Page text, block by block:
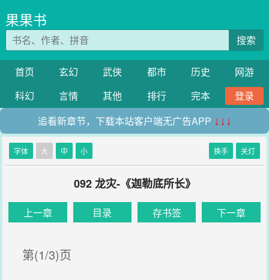
果果书
搜索
首页 玄幻 武侠 都市 历史
网游
科幻
言情 其他 排行 完本
登录
追看新章节，下载本站客户端无广告APP ↓↓↓
字体 大 中 小 换手 关灯
092 龙灾-《迦勒底所长》
上一章 目录 存书签 下一章
第(1/3)页